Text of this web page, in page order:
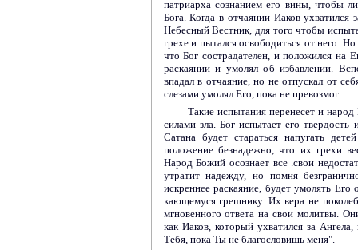
патриарха сознанием его вины, чтобы
Бога. Когда в отчаянии Иаков ухватился
Небесный Вестник, для того чтобы
грехе и пытался освободиться от него.
что Бог сострадателен, и положился на
раскаянии и умолял об избавлении.
впадал в отчаяние, но не отпускал от
слезами умолял Его, пока не превозмог.
Такие испытания перенесет и
силами зла. Бог испытает его
Сатана будет стараться напугать
положение безнадежно, что их грехи
Народ Божий осознает все .свои
утратит надежду, но помня
искреннее раскаяние, будет умолять
кающемуся грешнику. Их вера не
мгновенного ответа на свои молитвы.
как Иаков, который ухватился за
Тебя, пока Ты не благословишь меня".